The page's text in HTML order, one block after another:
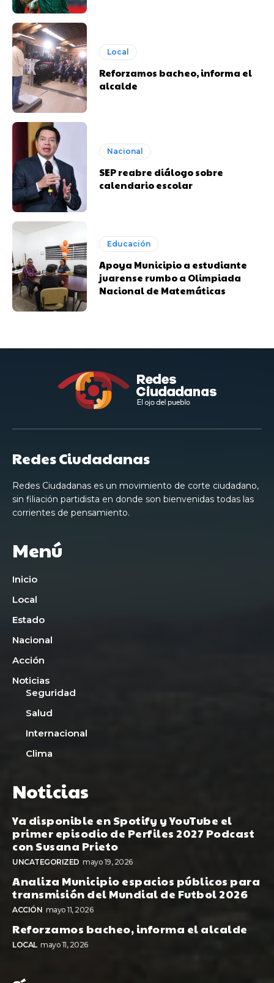
Local
Reforzamos bacheo, informa el
alcalde
Nacional
SEP reabre diálogo sobre
calendario escolar
Educación
Apoya Municipio a estudiante
juarense rumbo a Olimpiada
Nacional de Matemáticas
Redes Ciudadanas
Redes Ciudadanas es un movimiento de corte ciudadano,
sin filiación partidista en donde son bienvenidas todas las
corrientes de pensamiento.
Menú
Inicio
Local
Estado
Nacional
Acción
Noticias
Seguridad
Salud
Internacional
Clima
Noticias
Ya disponible en Spotify y YouTube el
primer episodio de Perfiles 2027 Podcast
con Susana Prieto
UNCATEGORIZED mayo 19, 2026
Analiza Municipio espacios públicos para
transmisión del Mundial de Futbol 2026
ACCIÓN mayo 11, 2026
Reforzamos bacheo, informa el alcalde
LOCAL mayo 11, 2026